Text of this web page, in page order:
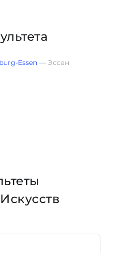
Essen — Эссен